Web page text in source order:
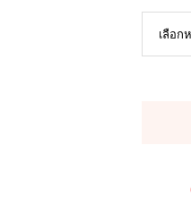
เลือก